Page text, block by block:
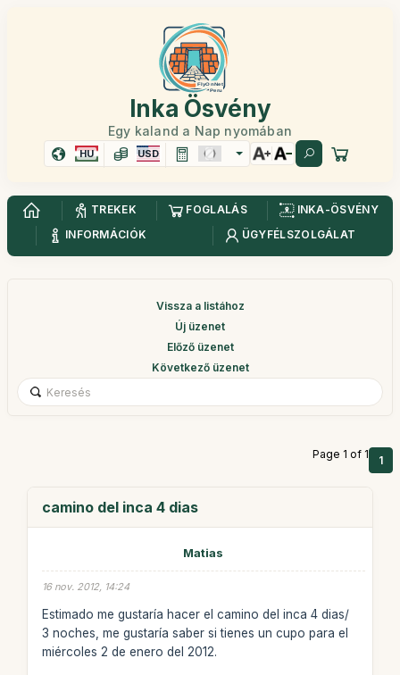
Inka Ösvény
Egy kaland a Nap nyomában
HU USD
TREKEK FOGLALÁS
INKA-ÖSVÉNY
INFORMÁCIÓK
ÜGYFÉLSZOLGÁLAT
Vissza a listához
Új üzenet
Előző üzenet
Következő üzenet
Page 1 of 1 1
camino del inca 4 dias
Matias
16 nov. 2012, 14:24
Estimado me gustaría hacer el camino del inca 4 dias/
3 noches, me gustaría saber si tienes un cupo para el
miércoles 2 de enero del 2012.